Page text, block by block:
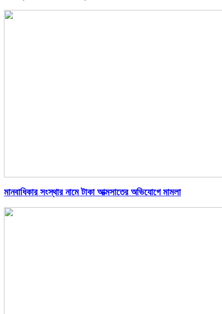
মানবাধিকার সংস্থার নামে টাকা আত্মসাতের অভিযোগে মামলা